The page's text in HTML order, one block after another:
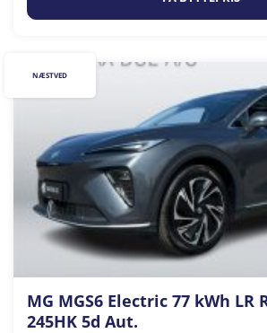
MG MGS6 Electric 77 kWh LR
245HK 5d Aut.
NÆSTVED